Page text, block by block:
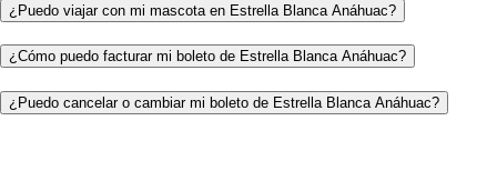
¿Puedo viajar con mi mascota en Estrella Blanca Anáhuac?
¿Cómo puedo facturar mi boleto de Estrella Blanca Anáhuac?
¿Puedo cancelar o cambiar mi boleto de Estrella Blanca Anáhuac?